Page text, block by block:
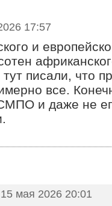
17:57
и
писали, что
все.
и даже не
15 мая 2026 20:01